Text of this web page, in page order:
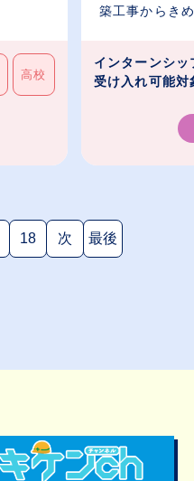
高校
築工事からき
インターンシッ
受け入れ可能対
18 次 最後